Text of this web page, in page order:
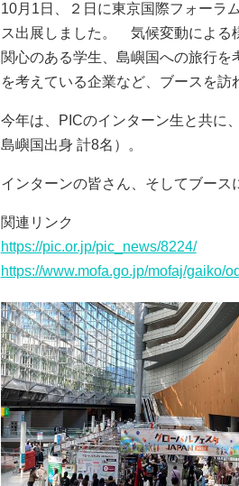
c
e
b
o
o
10月1日、２日に東京国際フォーラ
ス出展しました。 気候変動による
関心のある学生、島嶼国への旅行
を考えている企業など、ブースを訪
今年は、PICのインターン生と共に
島嶼国出身 計8名）。
インターンの皆さん、そしてブース
関連リンク
https://pic.or.jp/pic_news/8224/
https://www.mofa.go.jp/mofaj/gaiko/